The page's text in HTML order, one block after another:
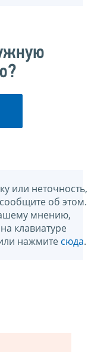
или неточность,
об этом.
мнению,
клавиатуре
нажмите сюда.